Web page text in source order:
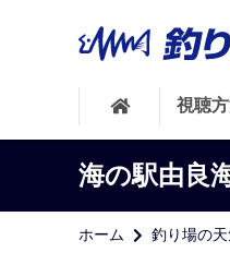
視聴
海の駅由良
ホーム 釣り場の